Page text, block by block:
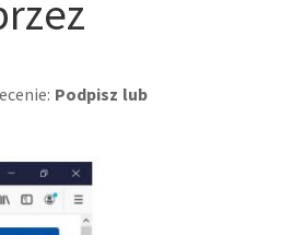
Podpisz lub